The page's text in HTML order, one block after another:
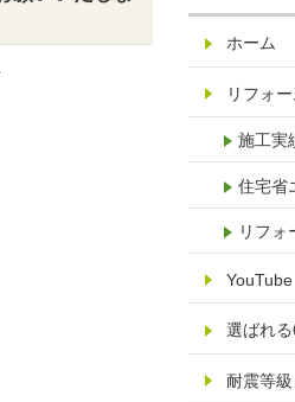
ホーム
リフォー
施工実
住宅省
リフォ
YouTube
選ばれ
耐震等